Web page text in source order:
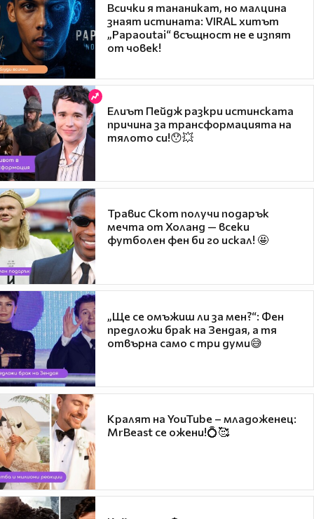
Всички я тананикат, но малцина
знаят истината: VIRAL хитът
„Papaoutai“ всъщност не е изпят
от човек!
Елиът Пейдж разкри истинската
причина за трансформацията на
тялото си!😯💥
Травис Скот получи подарък
мечта от Холанд — всеки
футболен фен би го искал! 🤩
„Ще се омъжиш ли за мен?“: Фен
предложи брак на Зендая, а тя
отвърна само с три думи😅
Кралят на YouTube – младоженец:
MrBeast се ожени!💍🥰